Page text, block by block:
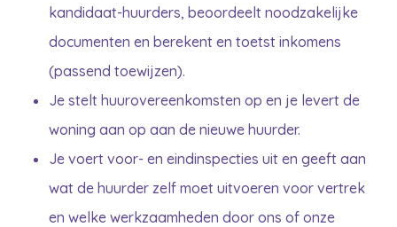
kandidaat-huurders, beoordeelt noodzakelijke
documenten en berekent en toetst inkomens
(passend toewijzen).
Je stelt huurovereenkomsten op en je levert de
woning aan op aan de nieuwe huurder.
Je voert voor- en eindinspecties uit en geeft aan
wat de huurder zelf moet uitvoeren voor vertrek
en welke werkzaamheden door ons of onze